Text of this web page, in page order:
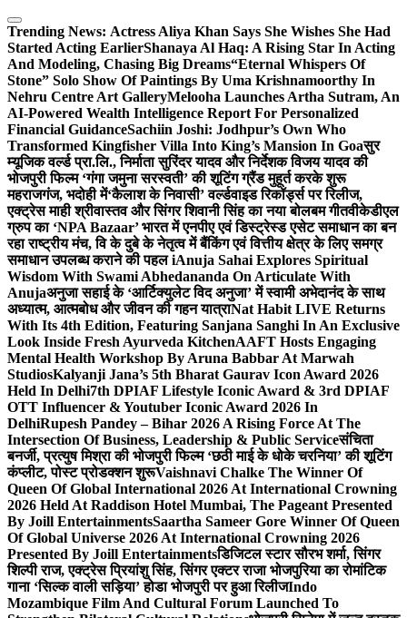
Skip
to
content
Trending News: Actress Aliya Khan Says She Wishes She Had
Started Acting EarlierShanaya Al Haq: A Rising Star In Acting
And Modeling, Chasing Big Dreams“Eternal Whispers Of
Stone” Solo Show Of Paintings By Uma Krishnamoorthy In
Nehru Centre Art GalleryMelooha Launches Artha Sutram, An
AI-Powered Wealth Intelligence Report For Personalized
Financial GuidanceSachiin Joshi: Jodhpur’s Own Who
Transformed Kingfisher Villa Into King’s Mansion In Goaसुर
म्यूजिक वर्ल्ड प्रा.लि., निर्माता सुरिंदर यादव और निर्देशक विजय यादव की
भोजपुरी फिल्म ‘गंगा जमुना सरस्वती’ की शूटिंग ग्रैंड मुहूर्त करके शुरू
महराजगंज, भदोही में‘कैलाश के निवासी’ वर्ल्डवाइड रिकॉर्ड्स पर रिलीज,
एक्ट्रेस माही श्रीवास्तव और सिंगर शिवानी सिंह का नया बोलबम गीतवीकेडीएल
ग्रुप का ‘NPA Bazaar’ भारत में एनपीए एवं डिस्ट्रेस्ड एसेट समाधान का बन
रहा राष्ट्रीय मंच, वि के दुबे के नेतृत्व में बैंकिंग एवं वित्तीय क्षेत्र के लिए समग्र
समाधान उपलब्ध कराने की पहल iAnuja Sahai Explores Spiritual
Wisdom With Swami Abhedananda On Articulate With
Anujaअनुजा सहाई के ‘आर्टिक्युलेट विद अनुजा’ में स्वामी अभेदानंद के साथ
अध्यात्म, आत्मबोध और जीवन की गहन यात्राNat Habit LIVE Returns
With Its 4th Edition, Featuring Sanjana Sanghi In An Exclusive
Look Inside Fresh Ayurveda KitchenAAFT Hosts Engaging
Mental Health Workshop By Aruna Babbar At Marwah
StudiosKalyanji Jana’s 5th Bharat Gaurav Icon Award 2026
Held In Delhi7th DPIAF Lifestyle Iconic Award & 3rd DPIAF
OTT Influencer & Youtuber Iconic Award 2026 In
DelhiRupesh Pandey – Bihar 2026 A Rising Force At The
Intersection Of Business, Leadership & Public Serviceसंचिता
बनर्जी, प्रत्युष मिश्रा की भोजपुरी फिल्म ‘छठी माई के धोके चरनिया’ की शूटिंग
कंप्लीट, पोस्ट प्रोडक्शन शुरूVaishnavi Chalke The Winner Of
Queen Of Global International 2026 At International Crowning
2026 Held At Raddison Hotel Mumbai, The Pageant Presented
By Joill EntertainmentsSaartha Sameer Gore Winner Of Queen
Of Global Universe 2026 At International Crowning 2026
Presented By Joill Entertainmentsडिजिटल स्टार सौरभ शर्मा, सिंगर
शिल्पी राज, एक्ट्रेस प्रियांशु सिंह, सिंगर एक्टर राजा भोजपुरिया का रोमांटिक
गाना ‘सिल्क वाली सड़िया’ होडा भोजपुरी पर हुआ रिलीजIndo
Mozambique Film And Cultural Forum Launched To